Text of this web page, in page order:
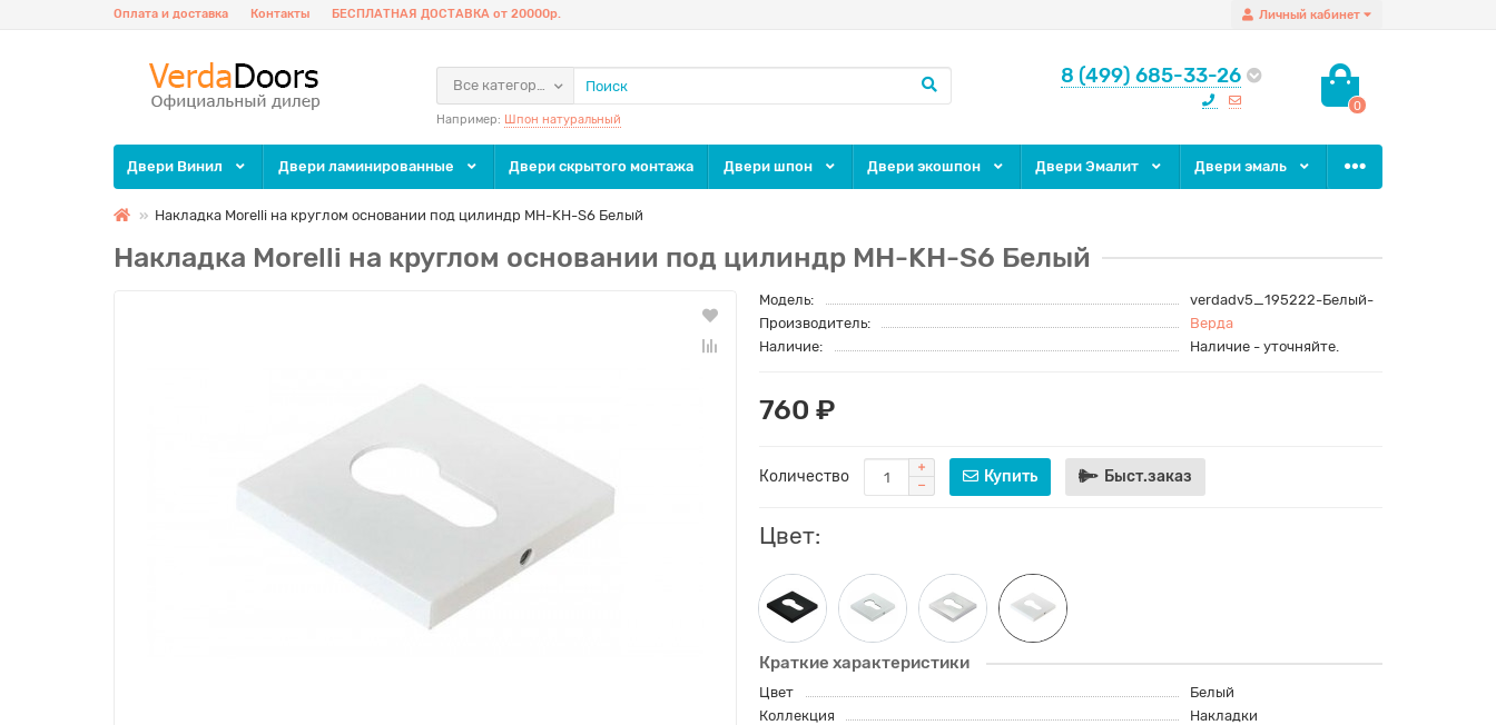
Личный кабинет
Оплата и доставка Контакты БЕСПЛАТНАЯ ДОСТАВКА от 20000р.
8 (499) 685-33-26
0
Все категории
Например: Шпон натуральный
Двери Винил Двери ламинированные Двери скрытого монтажа Двери шпон Двери экошпон Двери Эмалит Двери эмаль
Накладка Morelli на круглом основании под цилиндр MH-KH-S6 Белый
Накладка Morelli на круглом основании под цилиндр MH-KH-S6 Белый
Модель:
verdadv5_195222-Белый-
Производитель:
Верда
Наличие:
Наличие - уточняйте.
760 ₽
Количество Купить Быст.заказ
Цвет:
Краткие характеристики
Цвет
Белый
Коллекция
Накладки